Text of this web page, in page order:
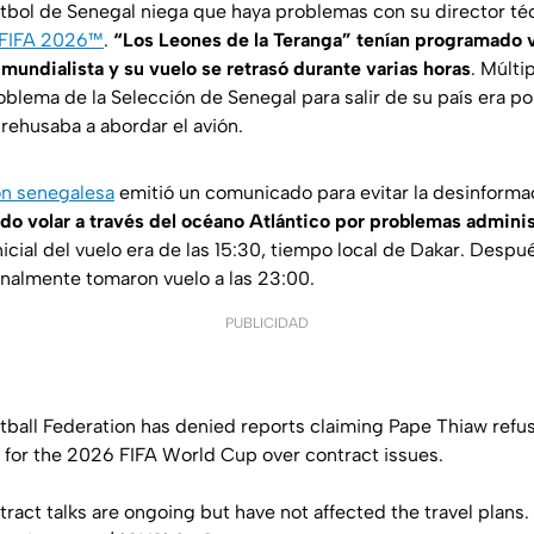
de Senegal niega que haya problemas con su director
2026™. “Los Leones de la Teranga” tenían programado
y su vuelo se retrasó durante varias horas.
de la Selección de Senegal para salir de su país era
a abordar el avión.
senegalesa emitió un comunicado para evitar la
volar a través del océano Atlántico por problemas
del vuelo era de las 15:30, tiempo local de Dakar.
tomaron vuelo a las 23:00.
PUBLICIDAD
Federation has denied reports claiming Pape Thiaw
for the 2026 FIFA World Cup over contract issues.
talks are ongoing but have not affected the travel plans.